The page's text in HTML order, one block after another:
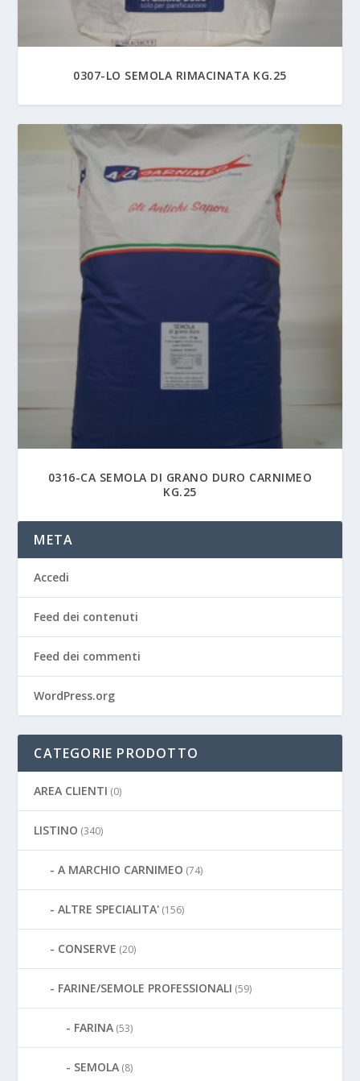
0307-LO SEMOLA RIMACINATA KG.25
0316-CA SEMOLA DI GRANO DURO CARNIMEO
KG.25
META
Accedi
Feed dei contenuti
Feed dei commenti
WordPress.org
CATEGORIE PRODOTTO
AREA CLIENTI (0)
LISTINO (340)
A MARCHIO CARNIMEO (74)
ALTRE SPECIALITA' (156)
CONSERVE (20)
FARINE/SEMOLE PROFESSIONALI (59)
FARINA (53)
SEMOLA (8)